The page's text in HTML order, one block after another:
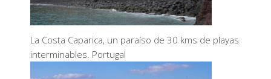
La Costa Caparica, un paraíso de 30 kms de playas
interminables. Portugal